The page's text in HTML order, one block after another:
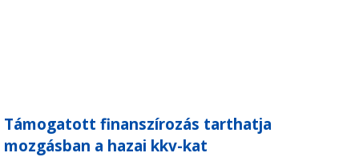
Támogatott finanszírozás tarthatja
mozgásban a hazai kkv-kat